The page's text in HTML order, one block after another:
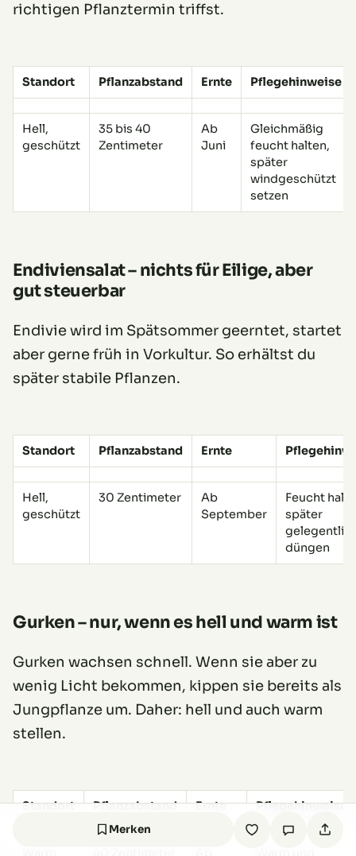
richtigen Pflanztermin triffst.
Standort Pflanzabstand Ernte Pflegehinweise
Hell,
geschützt
35 bis 40
Zentimeter
Ab
Juni
Gleichmäßig
feucht halten,
später
windgeschützt
setzen
Endiviensalat – nichts für Eilige, aber
gut steuerbar
Endivie wird im Spätsommer geerntet, startet
aber gerne früh in Vorkultur. So erhältst du
später stabile Pflanzen.
Standort Pflanzabstand Ernte
Hell,
geschützt
30 Zentimeter
Ab
September
Feucht
später
düngen
Gurken – nur, wenn es hell und warm ist
Gurken wachsen schnell. Wenn sie aber zu
wenig Licht bekommen, kippen sie bereits als
Jungpflanze um. Daher: hell und auch warm
stellen.
Standort Pflanzabstand Ernte Pflegehinweise
Merken